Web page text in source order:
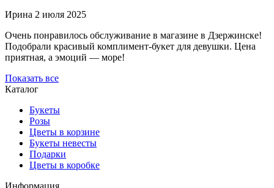
Ирина 2 июля 2025
Очень понравилось обслуживание в магазине в Дзержинске!
Подобрали красивый комплимент-букет для девушки. Цена
приятная, а эмоций — море!
Показать все
Каталог
Букеты
Розы
Цветы в корзине
Букеты невесты
Подарки
Цветы в коробке
Информация